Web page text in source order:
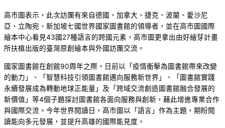
高市圖表示，此次訪團有來自德國、加拿大、捷克、波蘭、愛沙尼
亞、立陶宛、新加坡七國世界國家圖書館的領導者，並在高市圖國際
繪本中心看見43國27種語言的跨國元素，高市圖更拿出由好繪芽計畫
所扶植出版的臺灣原創繪本與外國訪團交流。
國家圖書館在創館90周年之際，日前以「疫情衝擊為圖書館帶來改變
的動力」、「智慧科技引領圖書館邁向服務新世界」、「圖書館實踐
永續發展成為轉動地球正能量」及「跨域交流創造圖書館融合發展的
新價值」等4個子題探討圖書館各面向服務與創新，藉此增進專業合作
與國際交流。今年世界閱讀日，高市圖以「語言」作為主題，期盼閱
讀能向多元發展，並提升高雄的國際能見度。